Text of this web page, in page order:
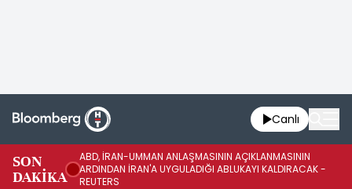
Canlı
SON
DAKİKA
ABD, İRAN-UMMAN ANLAŞMASININ AÇIKLANMASININ
ARDINDAN İRAN'A UYGULADIĞI ABLUKAYI KALDIRACAK -
REUTERS